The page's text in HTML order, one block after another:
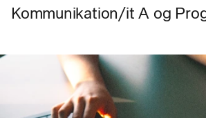
Kommunikation/it A og